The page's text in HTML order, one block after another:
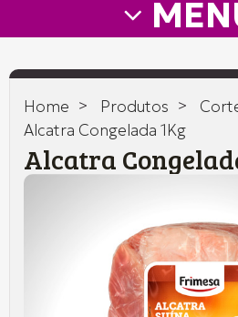
—
Frimesa
Home > Produtos >
Alcatra Congelada 1Kg
Alcatra